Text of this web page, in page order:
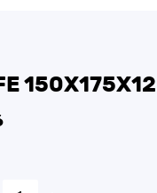
150Х175Х12